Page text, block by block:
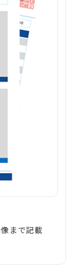
まで記載